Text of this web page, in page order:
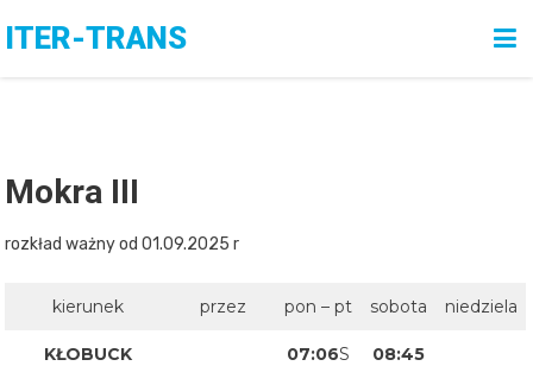
ITER-TRANS
Mokra III
rozkład ważny od 01.09.2025 r
kierunek przez pon – pt sobota niedziela
KŁOBUCK 07:06S
08:45